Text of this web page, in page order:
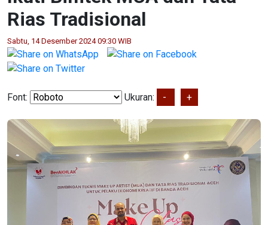
Rias Tradisional
Sabtu, 14 Desember 2024 09:30 WIB
Font: Ukuran: - +